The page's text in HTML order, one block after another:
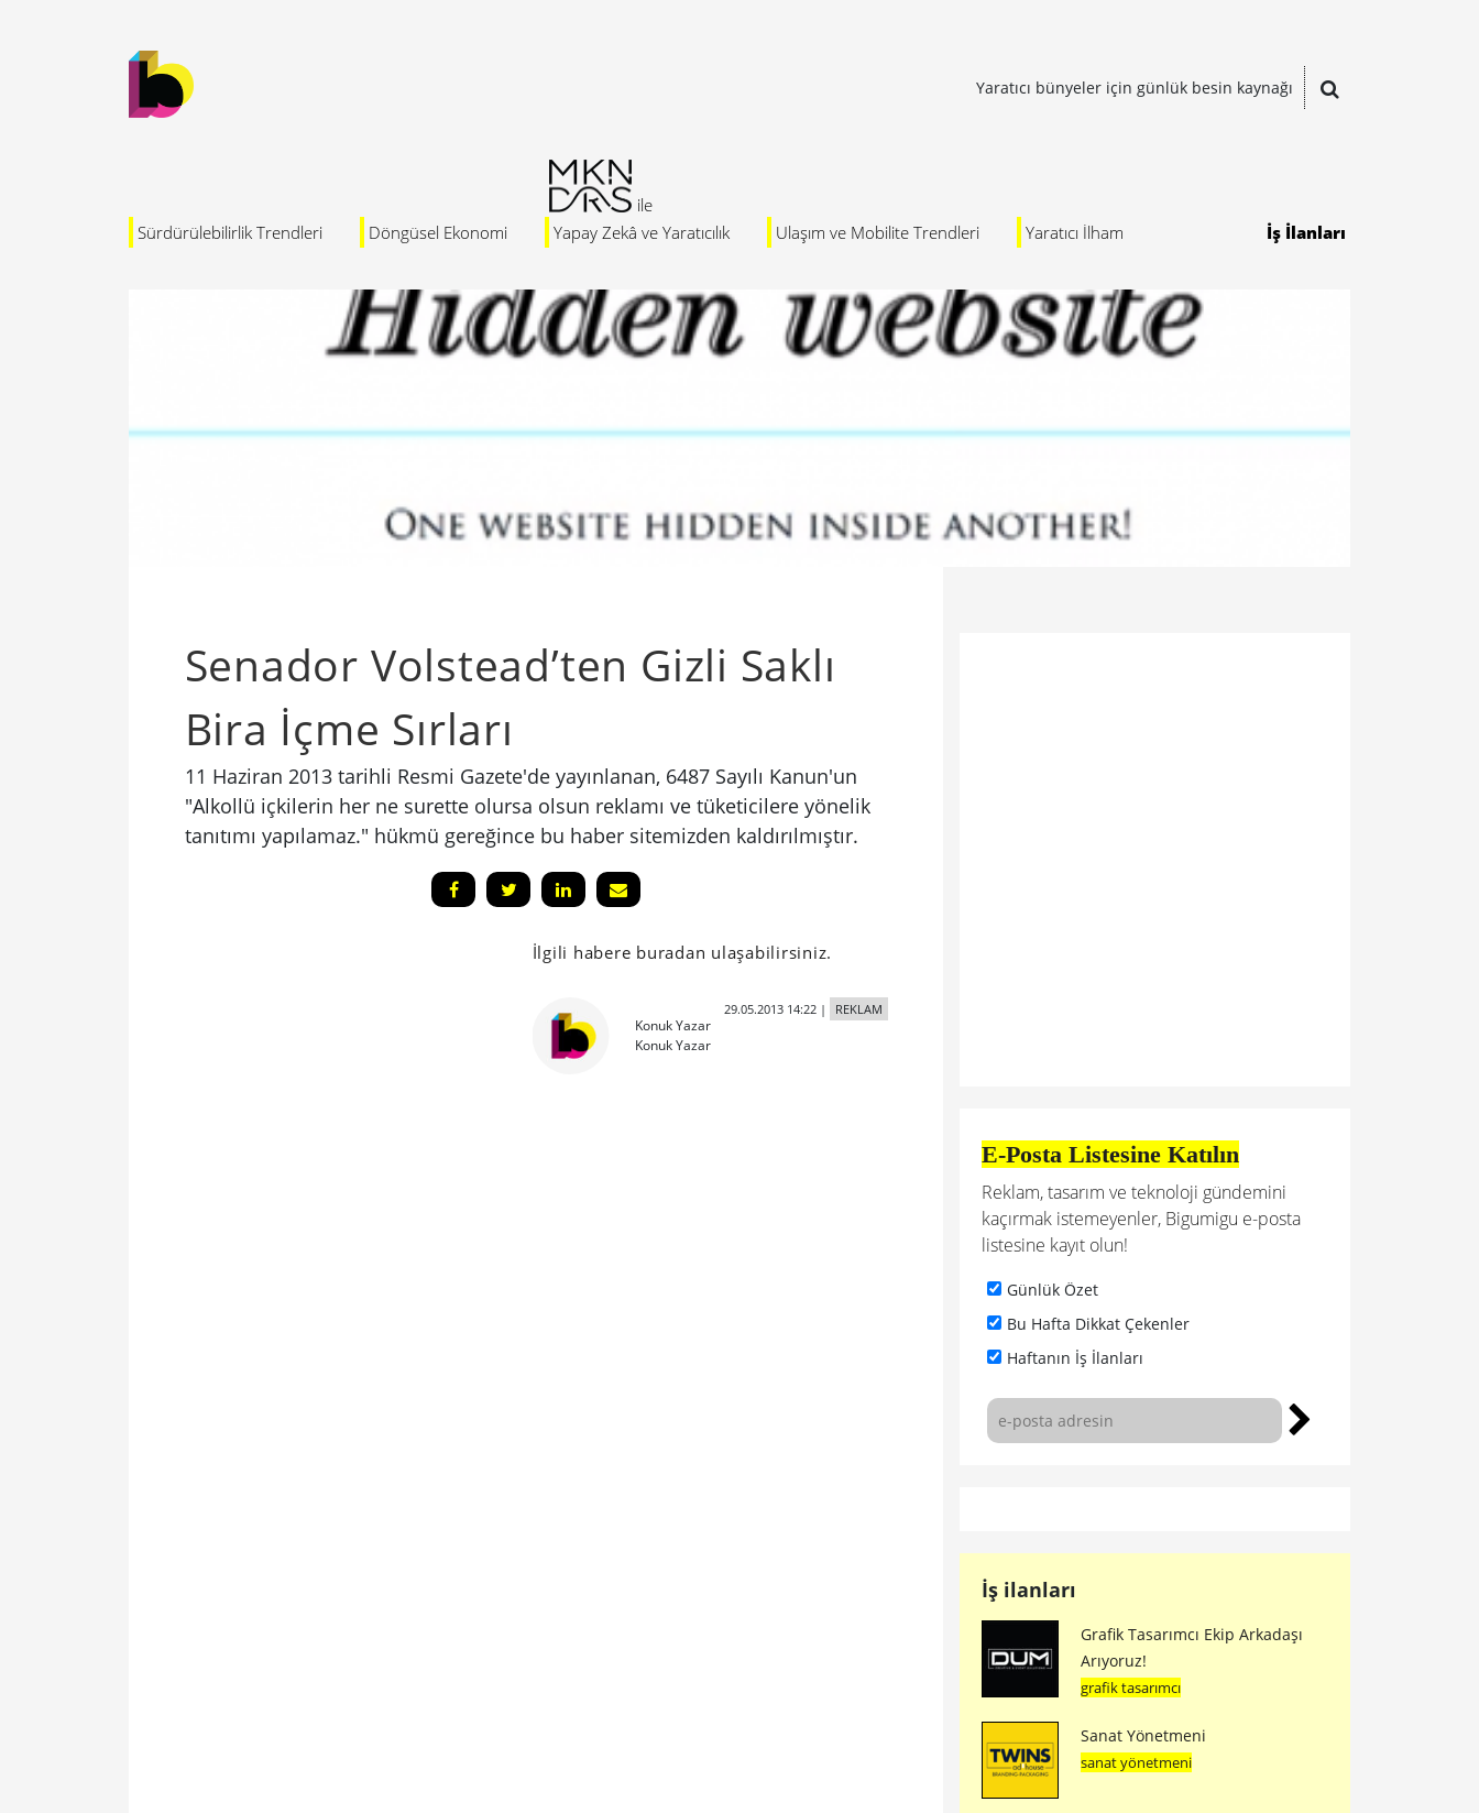
Yaratıcı bünyeler için günlük besin kaynağı
Sürdürülebilirlik Trendleri Döngüsel Ekonomi Yapay Zekâ ve Yaratıcılık Ulaşım ve Mobilite Trendleri Yaratıcı İlham İş İlanları
Senador Volstead’ten Gizli Saklı
Bira İçme Sırları
11 Haziran 2013 tarihli Resmi Gazete'de yayınlanan, 6487 Sayılı Kanun'un
"Alkollü içkilerin her ne surette olursa olsun reklamı ve tüketicilere yönelik
tanıtımı yapılamaz." hükmü gereğince bu haber sitemizden kaldırılmıştır.
İlgili habere buradan ulaşabilirsiniz.
Konuk Yazar
Konuk Yazar
29.05.2013 14:22| REKLAM
E-Posta Listesine Katılın
Reklam, tasarım ve teknoloji gündemini
kaçırmak istemeyenler, Bigumigu e-posta
listesine kayıt olun!
Günlük Özet
Bu Hafta Dikkat Çekenler
Haftanın İş İlanları
İş ilanları
Grafik Tasarımcı Ekip Arkadaşı
Arıyoruz!
grafik tasarımcı
Sanat Yönetmeni
sanat yönetmeni